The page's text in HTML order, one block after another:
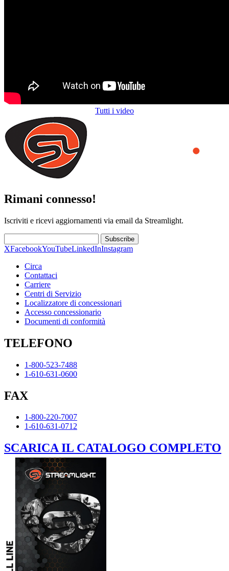
Tutti i video
Rimani connesso!
Iscriviti e ricevi aggiornamenti via email da Streamlight.
Subscribe
XFacebookYouTubeLinkedInInstagram
Circa
Contattaci
Carriere
Centri di Servizio
Localizzatore di concessionari
Accesso concessionario
Documenti di conformità
TELEFONO
1-800-523-7488
1-610-631-0600
FAX
1-800-220-7007
1-610-631-0712
SCARICA IL CATALOGO COMPLETO